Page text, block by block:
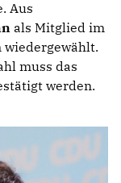
Aus
als Mitglied im
wiedergewählt.
muss das
werden.